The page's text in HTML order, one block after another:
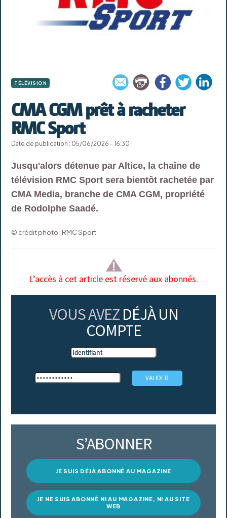
TÉLÉVISION
CMA CGM prêt à racheter
RMC Sport
Date de publication : 05/06/2026 - 16:30
Jusqu'alors détenue par Altice, la chaîne de
télévision RMC Sport sera bientôt rachetée par
CMA Media, branche de CMA CGM, propriété
de Rodolphe Saadé.
© crédit photo : RMC Sport
L’accès à cet article est réservé aux abonnés.
VOUS AVEZ DÉJÀ UN
COMPTE
S’ABONNER
JE SUIS DÉJÀ ABONNÉ AU MAGAZINE
JE NE SUIS ABONNÉ NI AU MAGAZINE, NI AU SITE
WEB